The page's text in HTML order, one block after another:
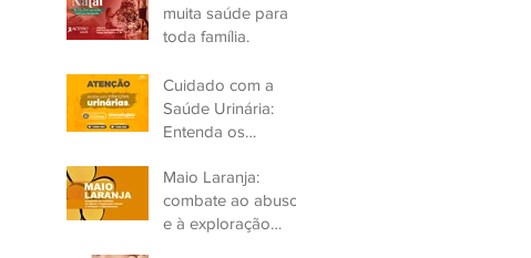
muita saúde para
toda família.
Cuidado com a
Saúde Urinária:
Entenda os
Infecção e Busque
Ajuda Médica.
Maio Laranja:
combate ao abuso
e à exploração